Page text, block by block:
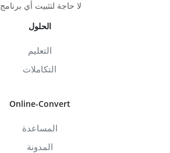
لا حاجة لتثبيت أي برنامج.
الحلول
التعليم
التكاملات
Online-Convert
المساعدة
المدونة